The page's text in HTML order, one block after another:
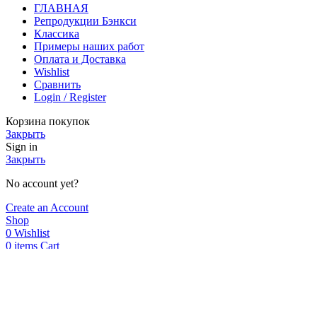
ГЛАВНАЯ
Репродукции Бэнкси
Классика
Примеры наших работ
Оплата и Доставка
Wishlist
Сравнить
Login / Register
Корзина покупок
Закрыть
Sign in
Закрыть
No account yet?
Create an Account
Shop
0 Wishlist
0 items Cart